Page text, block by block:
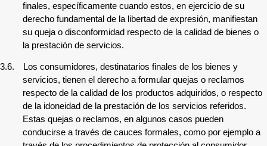
finales, específicamente cuando estos, en ejercicio de su
derecho fundamental de la libertad de expresión, manifiestan
su queja o disconformidad respecto de la calidad de bienes o
la prestación de servicios.
3.6.
Los consumidores, destinatarios finales de los bienes y
servicios, tienen el derecho a formular quejas o reclamos
respecto de la calidad de los productos adquiridos, o respecto
de la idoneidad de la prestación de los servicios referidos.
Estas quejas o reclamos, en algunos casos pueden
conducirse a través de cauces formales, como por ejemplo a